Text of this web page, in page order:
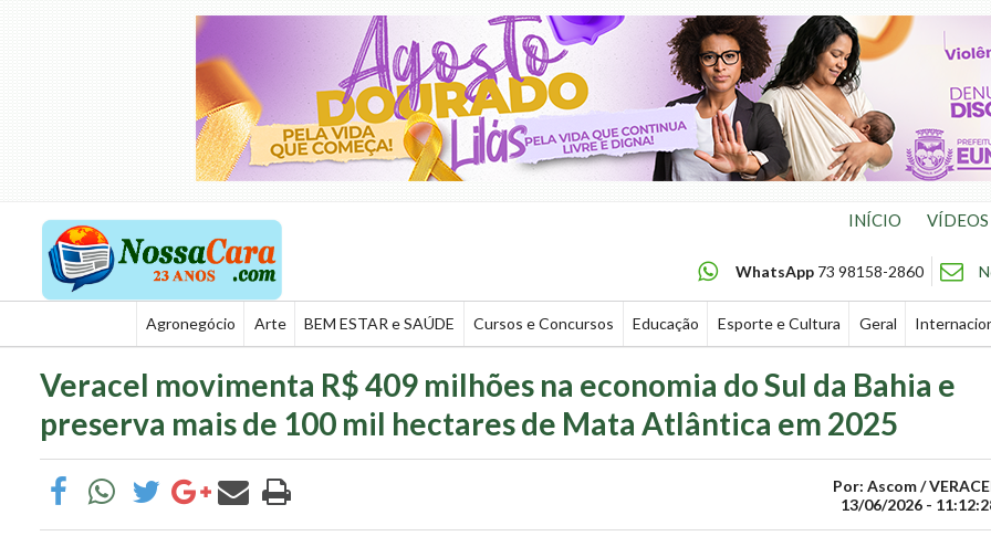
INÍCIO VÍDEOS
WhatsApp 73 98158-2860
Agronegócio Arte BEM ESTAR e SAÚDE Cursos e Concursos Educação Esporte e Cultura Geral
Veracel movimenta R$ 409 milhões na economia do Sul da Bahia e
preserva mais de 100 mil hectares de Mata Atlântica em 2025
Por: Ascom /
13/06/2026 -